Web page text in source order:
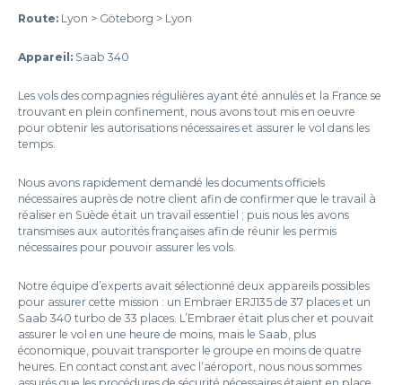
Route: Lyon > Göteborg > Lyon
Appareil: Saab 340
Les vols des compagnies régulières ayant été annulés et la France se
trouvant en plein confinement, nous avons tout mis en oeuvre
pour obtenir les autorisations nécessaires et assurer le vol dans les
temps.
Nous avons rapidement demandé les documents officiels
nécessaires auprès de notre client afin de confirmer que le travail à
réaliser en Suède était un travail essentiel ; puis nous les avons
transmises aux autorités françaises afin de réunir les permis
nécessaires pour pouvoir assurer les vols.
Notre équipe d’experts avait sélectionné deux appareils possibles
pour assurer cette mission : un Embraer ERJ135 de 37 places et un
Saab 340 turbo de 33 places. L’Embraer était plus cher et pouvait
assurer le vol en une heure de moins, mais le Saab, plus
économique, pouvait transporter le groupe en moins de quatre
heures. En contact constant avec l’aéroport, nous nous sommes